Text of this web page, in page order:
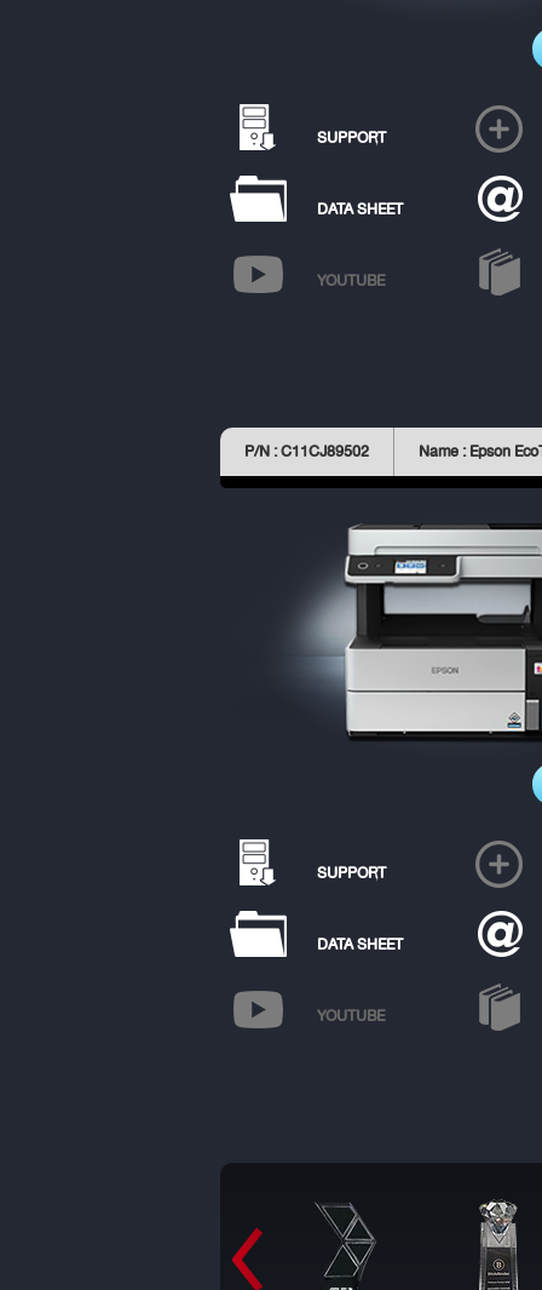
SUPPORT
DATA SHEET
YOUTUBE
P/N : C11CJ89502 Name : Epson
SUPPORT
DATA SHEET
YOUTUBE